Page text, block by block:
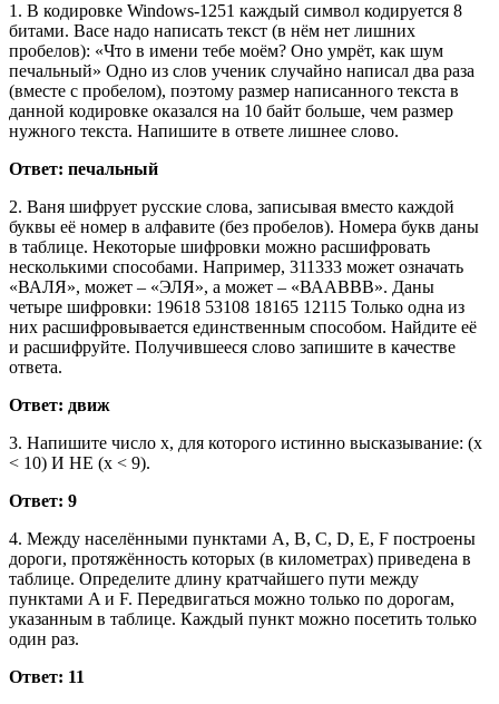
1. В кодировке Windows-1251 каждый символ кодируется 8
битами. Васе надо написать текст (в нём нет лишних
пробелов): «Что в имени тебе моём? Оно умрёт, как шум
печальный» Одно из слов ученик случайно написал два раза
(вместе с пробелом), поэтому размер написанного текста в
данной кодировке оказался на 10 байт больше, чем размер
нужного текста. Напишите в ответе лишнее слово.
Ответ: печальный
2. Ваня шифрует русские слова, записывая вместо каждой
буквы её номер в алфавите (без пробелов). Номера букв даны
в таблице. Некоторые шифровки можно расшифровать
несколькими способами. Например, 311333 может означать
«ВАЛЯ», может – «ЭЛЯ», а может – «ВААВВВ». Даны
четыре шифровки: 19618 53108 18165 12115 Только одна из
них расшифровывается единственным способом. Найдите её
и расшифруйте. Получившееся слово запишите в качестве
ответа.
Ответ: движ
3. Напишите число x, для которого истинно высказывание: (x
< 10) И НЕ (x < 9).
Ответ: 9
4. Между населёнными пунктами A, B, C, D, E, F построены
дороги, протяжённость которых (в километрах) приведена в
таблице. Определите длину кратчайшего пути между
пунктами A и F. Передвигаться можно только по дорогам,
указанным в таблице. Каждый пункт можно посетить только
один раз.
Ответ: 11